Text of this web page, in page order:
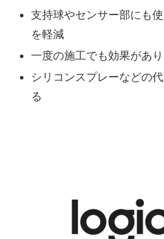
支持球やセンサー部にも
を軽減
一度の施工でも効果があ
シリコンスプレーなどの
る